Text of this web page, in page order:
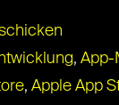
, App-
, Apple App